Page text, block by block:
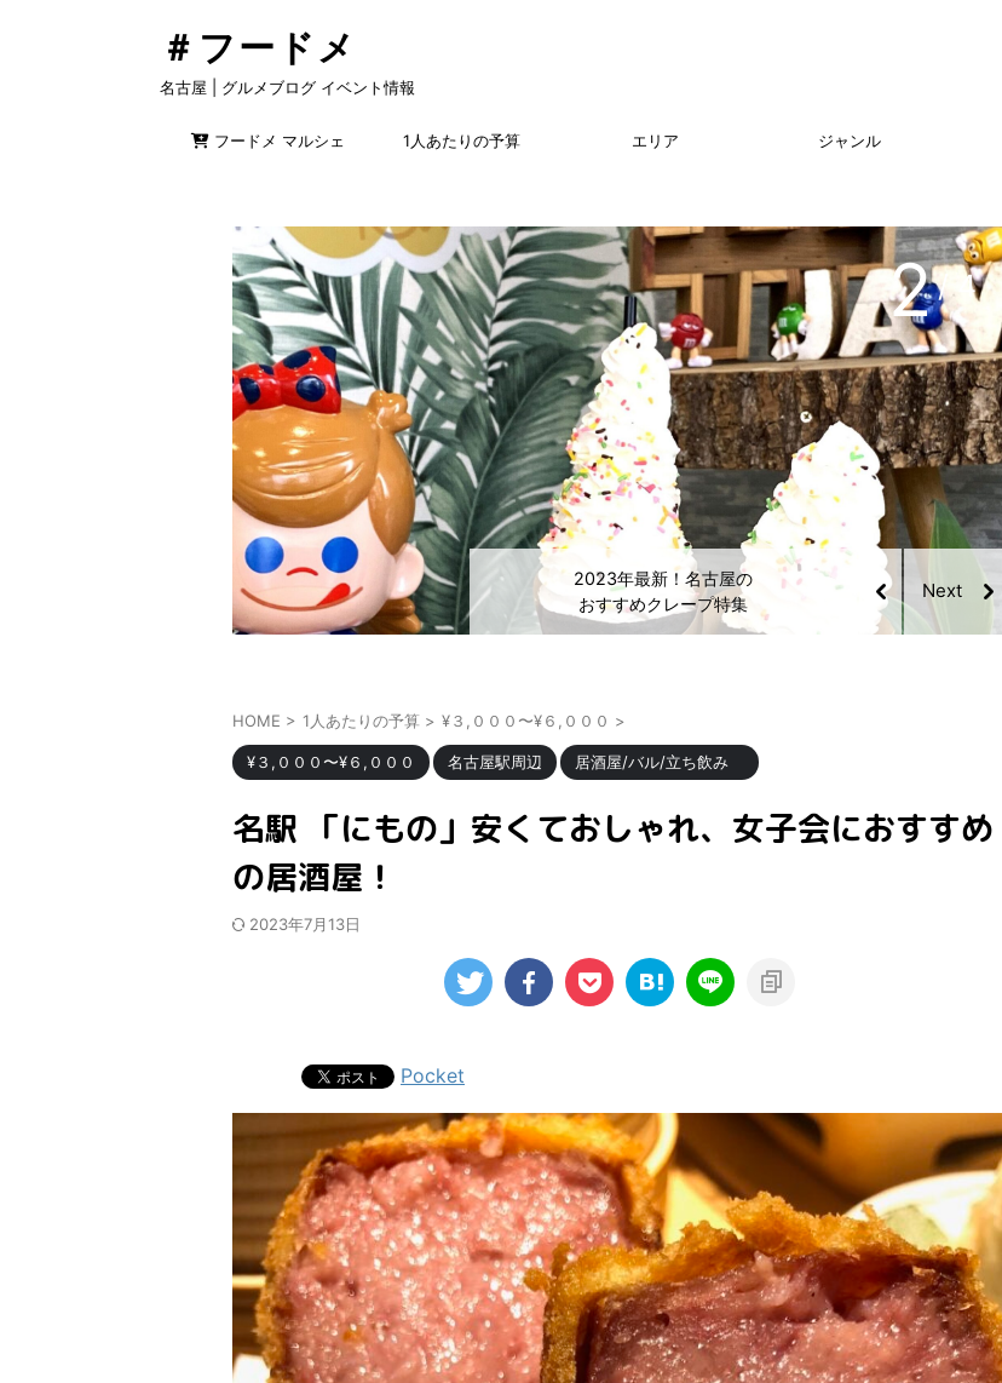
＃フードメ
名古屋 | グルメブログ イベント情報
フードメ マルシェ 1人あたりの予算 エリア ジャンル
グルメライターおすす
め！いま名古屋で食べる
べき「プリン」
3/ 4
HOME > 1人あたりの予算 > ¥３,０００〜¥６,０００ >
¥３,０００〜¥６,０００ 名古屋駅周辺 居酒屋/バル/立ち飲み
名駅 「にもの」安くておしゃれ、女子会におすすめ
の居酒屋！
2023年7月13日
Pocket